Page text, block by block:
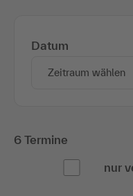
Datum
Zeitraum wählen
6 Termine
nur